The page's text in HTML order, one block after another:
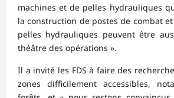
machines et de pelles hydrauliques
la construction de postes de combat
pelles hydrauliques peuvent être
théâtre des opérations ».
Il a invité les FDS à faire des
zones difficilement accessibles,